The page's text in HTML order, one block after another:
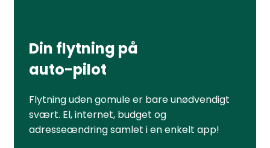
Din flytning på
auto-pilot
Flytning uden gomule er bare unødvendigt
svært. El, internet, budget og
adresseændring samlet i en enkelt app!